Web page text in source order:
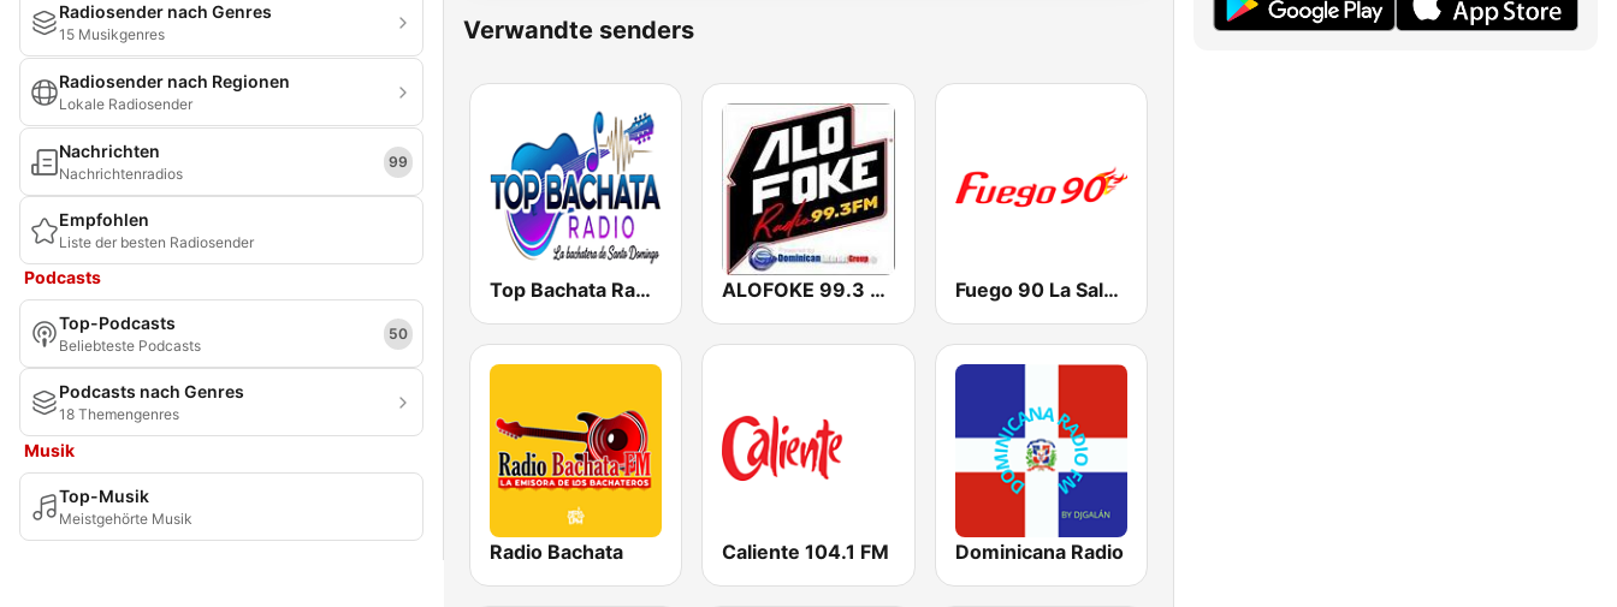
Radiosender nach Genres
15 Musikgenres
Radiosender nach Regionen
Lokale Radiosender
Nachrichten
Nachrichtenradios
99
Empfohlen
Liste der besten Radiosender
Podcasts
Top-Podcasts
Beliebteste Podcasts
50
Podcasts nach Genres
18 Themengenres
Musik
Top-Musik
Meistgehörte Musik
Verwandte senders
Top Bachata Radio ALOFOKE 99.3 FM Fuego 90 La Salsera
Radio Bachata Caliente 104.1 FM Dominicana Radio